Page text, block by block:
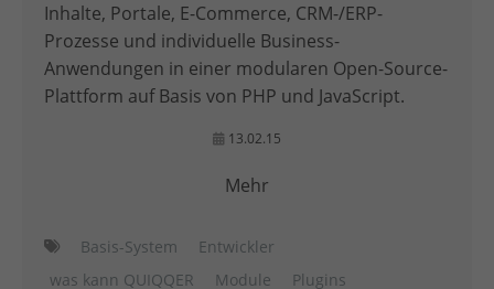
Inhalte, Portale, E-Commerce, CRM-/ERP-
Prozesse und individuelle Business-
Anwendungen in einer modularen Open-Source-
Plattform auf Basis von PHP und JavaScript.
13.02.15
Mehr
Basis-System
Entwickler
was kann QUIQQER
Module
Plugins